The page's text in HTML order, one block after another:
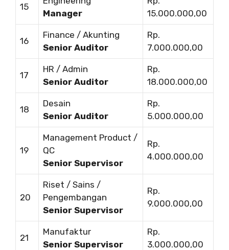
15
Manager
15.000.000,00
16
Finance / Akunting
Senior Auditor
Rp.
7.000.000,00
17
HR / Admin
Senior Auditor
Rp.
18.000.000,00
18
Desain
Senior Auditor
Rp.
5.000.000,00
19
Management Product /
QC
Senior Supervisor
Rp.
4.000.000,00
20
Riset / Sains /
Pengembangan
Senior Supervisor
Rp.
9.000.000,00
21
Manufaktur
Senior Supervisor
Rp.
3.000.000,00